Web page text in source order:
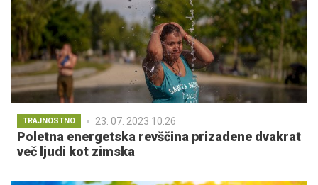
TRAJNOSTNO 23. 07. 2023 10.26
Poletna energetska revščina prizadene dvakrat
več ljudi kot zimska